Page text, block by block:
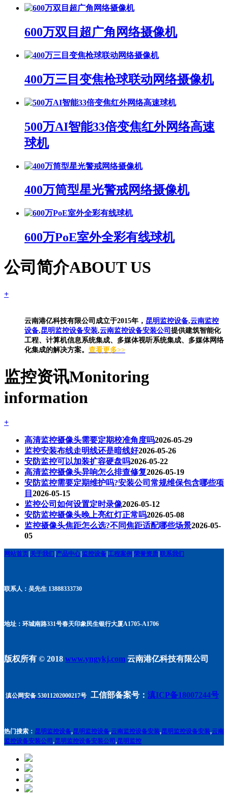
600万双目超广角网络摄像机
400万三目变焦枪球联动网络摄像机
500万AI智能33倍变焦红外网络高速
球机
400万筒型星光警戒网络摄像机
600万PoE室外全彩有线球机
公司简介ABOUT US
+
云南港亿科技有限公司成立于2015年， 昆明监控设备,云南监控
设备,昆明监控设备安装,云南监控设备安装公司 提供建筑智能化
工程、计算机信息系统集成、多媒体视听系统集成、多媒体网络
化集成的解决方案。 查看更多>>
监控资讯Monitoring
information
+
高清监控摄像头需要定期校准角度吗2026-05-29
监控安装布线走明线还是暗线好2026-05-26
安防监控可以加装扩容硬盘吗2026-05-22
高清监控摄像头异响怎么排查修复2026-05-19
安防监控需要定期维护吗?安装公司常规维保包含哪些项
目 2026-05-15
监控公司如何设置定时录像2026-05-12
安防监控摄像头晚上亮红灯正常吗2026-05-08
监控摄像头焦距怎么选?不同焦距适配哪些场景2026-05-
05
网站首页 关于我们 产品中心 监控设备 工程案例 荣誉资质 联系我们
联系人：吴先生 13888333730
地址：环城南路331号春天印象民生银行大厦A1705-A1706
版权所有 © 2018 www.yngykj.com 云南港亿科技有限公司
滇公网安备 53011202000217号 工信部备案号： 滇ICP备18007244号
热门搜索： 昆明监控设备,昆明监控设备,云南监控设备安装,昆明监控设备安装,云南
监控设备安装公司 ,昆明监控设备安装公司 ,昆明监控